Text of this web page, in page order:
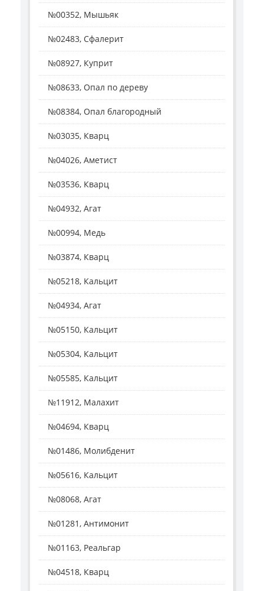
№00352, Мышьяк
№02483, Сфалерит
№08927, Куприт
№08633, Опал по дереву
№08384, Опал благородный
№03035, Кварц
№04026, Аметист
№03536, Кварц
№04932, Агат
№00994, Медь
№03874, Кварц
№05218, Кальцит
№04934, Агат
№05150, Кальцит
№05304, Кальцит
№05585, Кальцит
№11912, Малахит
№04694, Кварц
№01486, Молибденит
№05616, Кальцит
№08068, Агат
№01281, Антимонит
№01163, Реальгар
№04518, Кварц